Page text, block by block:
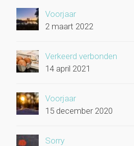
Voorjaar
2 maart 2022
Verkeerd verbonden
14 april 2021
Voorjaar
15 december 2020
Sorry